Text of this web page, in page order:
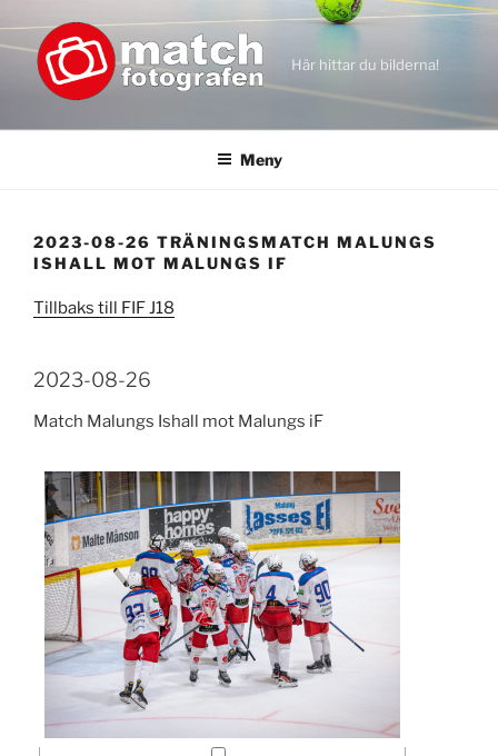
innehåll
Här hittar du bilderna!
Meny
2023-08-26 TRÄNINGSMATCH MALUNGS
ISHALL MOT MALUNGS IF
Tillbaks till FIF J18
2023-08-26
Match Malungs Ishall mot Malungs iF